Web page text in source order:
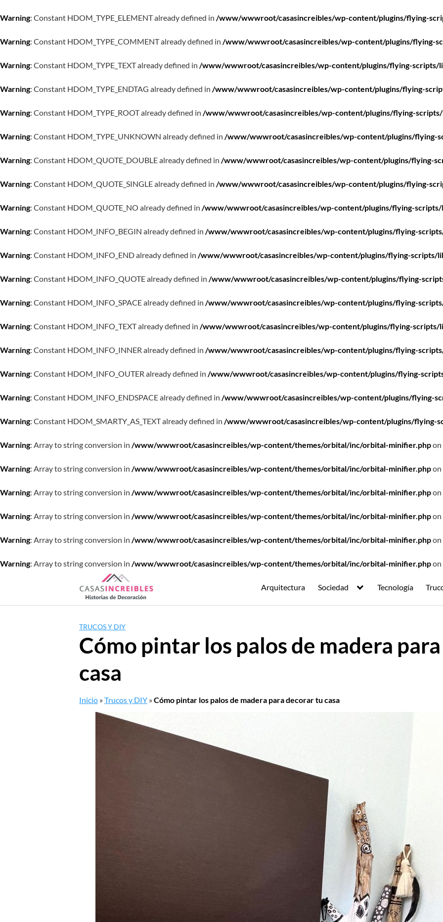
Warning: Constant HDOM_TYPE_ELEMENT already defined in /www/wwwroot/casasincreibles/wp-content/plugins/flying-
Warning: Constant HDOM_TYPE_COMMENT already defined in /www/wwwroot/casasincreibles/wp-content/plugins/flying-
Warning: Constant HDOM_TYPE_TEXT already defined in /www/wwwroot/casasincreibles/wp-content/plugins/flying-scripts/
Warning: Constant HDOM_TYPE_ENDTAG already defined in /www/wwwroot/casasincreibles/wp-content/plugins/flying-
Warning: Constant HDOM_TYPE_ROOT already defined in /www/wwwroot/casasincreibles/wp-content/plugins/flying-
Warning: Constant HDOM_TYPE_UNKNOWN already defined in /www/wwwroot/casasincreibles/wp-content/plugins/flying-
Warning: Constant HDOM_QUOTE_DOUBLE already defined in /www/wwwroot/casasincreibles/wp-content/plugins/flying-
Warning: Constant HDOM_QUOTE_SINGLE already defined in /www/wwwroot/casasincreibles/wp-content/plugins/flying-
Warning: Constant HDOM_QUOTE_NO already defined in /www/wwwroot/casasincreibles/wp-content/plugins/flying-scripts/
Warning: Constant HDOM_INFO_BEGIN already defined in /www/wwwroot/casasincreibles/wp-content/plugins/flying-
Warning: Constant HDOM_INFO_END already defined in /www/wwwroot/casasincreibles/wp-content/plugins/flying-scripts/
Warning: Constant HDOM_INFO_QUOTE already defined in /www/wwwroot/casasincreibles/wp-content/plugins/flying-
Warning: Constant HDOM_INFO_SPACE already defined in /www/wwwroot/casasincreibles/wp-content/plugins/flying-
Warning: Constant HDOM_INFO_TEXT already defined in /www/wwwroot/casasincreibles/wp-content/plugins/flying-scripts/
Warning: Constant HDOM_INFO_INNER already defined in /www/wwwroot/casasincreibles/wp-content/plugins/flying-
Warning: Constant HDOM_INFO_OUTER already defined in /www/wwwroot/casasincreibles/wp-content/plugins/flying-
Warning: Constant HDOM_INFO_ENDSPACE already defined in /www/wwwroot/casasincreibles/wp-content/plugins/flying-
Warning: Constant HDOM_SMARTY_AS_TEXT already defined in /www/wwwroot/casasincreibles/wp-content/plugins/flying-
Warning: Array to string conversion in /www/wwwroot/casasincreibles/wp-content/themes/orbital/inc/orbital-minifier.phpon
Warning: Array to string conversion in /www/wwwroot/casasincreibles/wp-content/themes/orbital/inc/orbital-minifier.phpon
Warning: Array to string conversion in /www/wwwroot/casasincreibles/wp-content/themes/orbital/inc/orbital-minifier.phpon
Warning: Array to string conversion in /www/wwwroot/casasincreibles/wp-content/themes/orbital/inc/orbital-minifier.phpon
Warning: Array to string conversion in /www/wwwroot/casasincreibles/wp-content/themes/orbital/inc/orbital-minifier.phpon
Warning: Array to string conversion in /www/wwwroot/casasincreibles/wp-content/themes/orbital/inc/orbital-minifier.phpon
Arquitectura Sociedad Tecnología
TRUCOS Y DIY
Cómo pintar los palos de madera
casa
Inicio »Trucos y DIY »Cómo pintar los palos de madera para decorar tu casa